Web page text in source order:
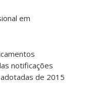
em
notificações
de 2015